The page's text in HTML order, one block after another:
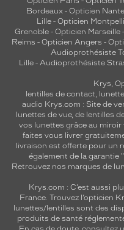
Bordeaux- Opticien
Lille - Opticien
Grenoble - Opticien Marseille -
Reims - Opticien Angers -
Audioprothésiste
Lille- Audioprothésiste
Krys,
lentilles de contact,
audio Krys.com : Site de
lunettes de vue, de lentilles
vos lunettes grâce au
faites vous livrer
livraison est offerte pour un
également de la garantie
Retrouvez nos marques de
Krys.com : C’est aussi
France. Trouvez l’opticien
lunettes/lentilles sont des
produits de santé